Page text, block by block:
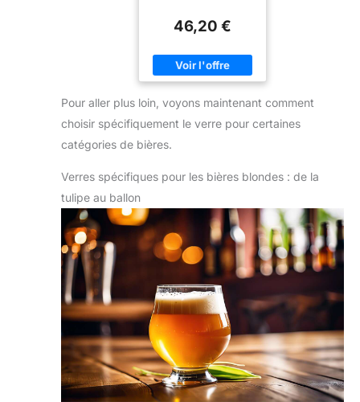
46,20 €
Pour aller plus loin, voyons maintenant comment
choisir spécifiquement le verre pour certaines
catégories de bières.
Verres spécifiques pour les bières blondes : de la
tulipe au ballon